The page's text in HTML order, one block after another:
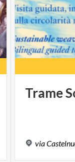
Trame
via